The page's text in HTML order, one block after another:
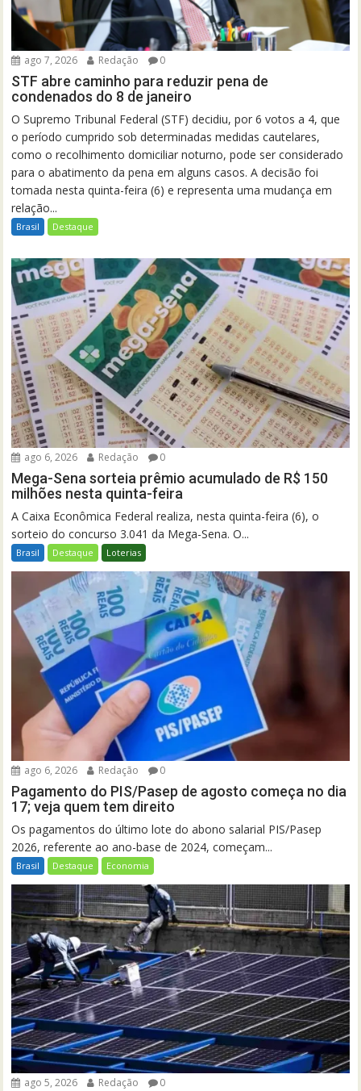
ago 7, 2026 Redação 0
STF abre caminho para reduzir pena de
condenados do 8 de janeiro
O Supremo Tribunal Federal (STF) decidiu, por 6 votos a 4, que
o período cumprido sob determinadas medidas cautelares,
como o recolhimento domiciliar noturno, pode ser considerado
para o abatimento da pena em alguns casos. A decisão foi
tomada nesta quinta-feira (6) e representa uma mudança em
relação...
Brasil Destaque
ago 6, 2026 Redação 0
Mega-Sena sorteia prêmio acumulado de R$ 150
milhões nesta quinta-feira
A Caixa Econômica Federal realiza, nesta quinta-feira (6), o
sorteio do concurso 3.041 da Mega-Sena. O...
Brasil Destaque Loterias
ago 6, 2026 Redação 0
Pagamento do PIS/Pasep de agosto começa no dia
17; veja quem tem direito
Os pagamentos do último lote do abono salarial PIS/Pasep
2026, referente ao ano-base de 2024, começam...
Brasil Destaque Economia
ago 5, 2026 Redação 0